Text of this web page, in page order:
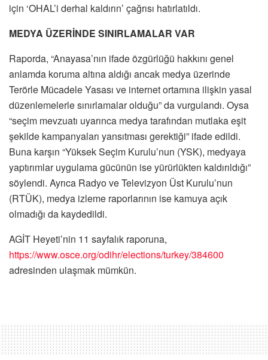
için ‘OHAL’i derhal kaldırın’ çağrısı hatırlatıldı.
MEDYA ÜZERİNDE SINIRLAMALAR VAR
Raporda, “Anayasa’nın ifade özgürlüğü hakkını genel
anlamda koruma altına aldığı ancak medya üzerinde
Terörle Mücadele Yasası ve internet ortamına ilişkin yasal
düzenlemelerle sınırlamalar olduğu” da vurgulandı. Oysa
“seçim mevzuatı uyarınca medya tarafından mutlaka eşit
şekilde kampanyaları yansıtması gerektiği” ifade edildi.
Buna karşın “Yüksek Seçim Kurulu’nun (YSK), medyaya
yaptırımlar uygulama gücünün ise yürürlükten kaldırıldığı”
söylendi. Ayrıca Radyo ve Televizyon Üst Kurulu’nun
(RTÜK), medya izleme raporlarının ise kamuya açık
olmadığı da kaydedildi.
AGİT Heyeti’nin 11 sayfalık raporuna,
https://www.osce.org/odihr/elections/turkey/384600
adresinden ulaşmak mümkün.